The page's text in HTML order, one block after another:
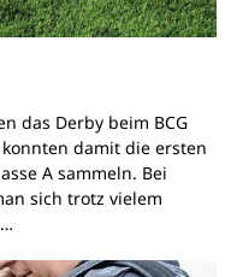
das Derby beim BCG
damit die ersten
A sammeln. Bei
sich trotz vielem